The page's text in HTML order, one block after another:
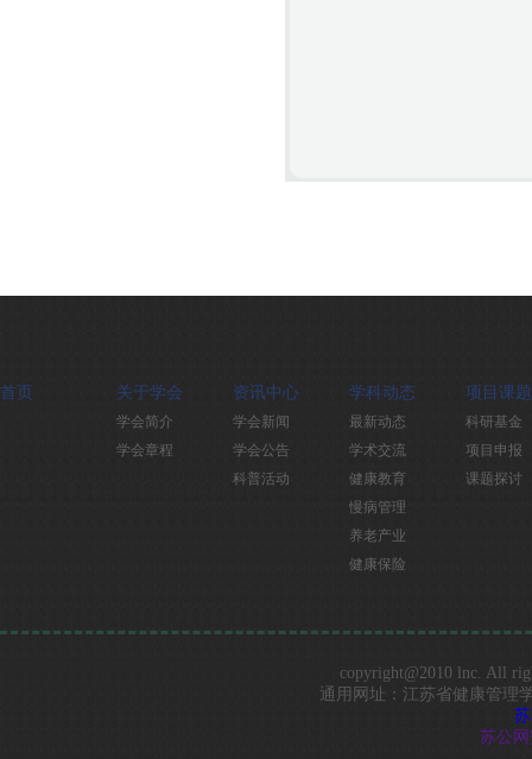
首页 关于学会
学会简介
学会章程
资讯中心
学会新闻
学会公告
科普活动
学科动态
最新动态
学术交流
健康教育
慢病管理
养老产业
健康保险
项目课题
科研基金
项目申报
课题探讨
copyright@2010 lnc. All
通用网址：江苏省健康管理
苏公网